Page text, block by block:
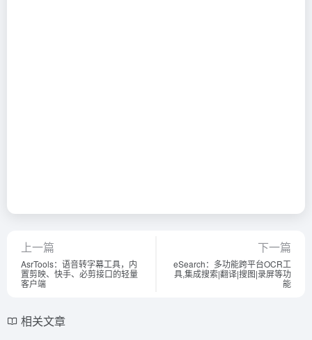
上一篇
AsrTools：语音转字幕工具，内
置剪映、快手、必剪接口的轻量
客户端
下一篇
eSearch：多功能跨平台OCR工
具,集成搜索|翻译|搜图|录屏等功
能
相关文章